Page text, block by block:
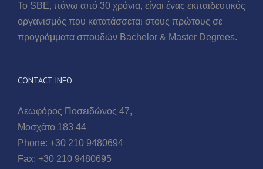
Το SBE, πάνω από 30 χρόνια, είναι ένας εκπαιδευτικός
οργανισμός που κατατάσσεται στους πρώτους σε
προγράμματα σπουδών Βachelor & Master Degrees.
CONTACT INFO
Λεωφόρος Ποσειδώνος 47,
Μοσχάτο 183 44
Phone: +30 210 9480694
Fax: +30 210 9480695